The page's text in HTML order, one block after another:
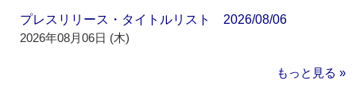
プレスリリース・タイトルリスト 2026/08/06
2026年08月06日 (木)
もっと見る »